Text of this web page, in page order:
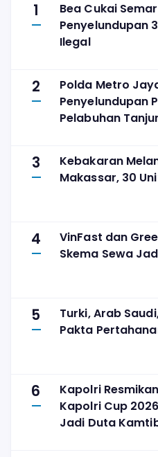
1
Bea Cukai
Penyelundupan
Ilegal
2
Polda Metro
Penyelundupan
Pelabuhan
3
Kebakaran
Makassar, 30
4
VinFast dan
Skema Sewa
5
Turki, Arab
Pakta
6
Kapolri
Kapolri Cup
Jadi Duta